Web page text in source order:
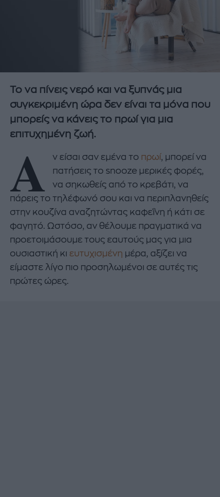
Το να πίνεις νερό και να ξυπνάς μια
συγκεκριμένη ώρα δεν είναι τα μόνα που
μπορείς να κάνεις το πρωί για μια
επιτυχημένη ζωή.
Α ν είσαι σαν εμένα το πρωί, μπορεί να
πατήσεις το snooze μερικές φορές,
να σηκωθείς από το κρεβάτι, να
πάρεις το τηλέφωνό σου και να περιπλανηθείς
στην κουζίνα αναζητώντας καφεΐνη ή κάτι σε
φαγητό. Ωστόσο, αν θέλουμε πραγματικά να
προετοιμάσουμε τους εαυτούς μας για μια
ουσιαστική κι ευτυχισμένη μέρα, αξίζει να
είμαστε λίγο πιο προσηλωμένοι σε αυτές τις
πρώτες ώρες.